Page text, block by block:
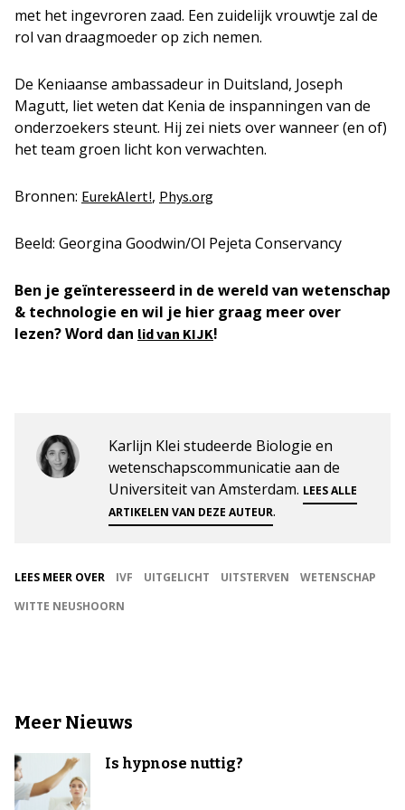
met het ingevroren zaad. Een zuidelijk vrouwtje zal de
rol van draagmoeder op zich nemen.
De Keniaanse ambassadeur in Duitsland, Joseph
Magutt, liet weten dat Kenia de inspanningen van de
onderzoekers steunt. Hij zei niets over wanneer (en of)
het team groen licht kon verwachten.
Bronnen: EurekAlert!, Phys.org
Beeld: Georgina Goodwin/Ol Pejeta Conservancy
Ben je geïnteresseerd in de wereld van wetenschap
& technologie en wil je hier graag meer over
lezen? Word dan lid van KIJK!
Karlijn Klei studeerde Biologie en
wetenschapscommunicatie aan de
Universiteit van Amsterdam. LEES ALLE
ARTIKELEN VAN DEZE AUTEUR.
LEES MEER OVER IVF UITGELICHT UITSTERVEN
WETENSCHAP
WITTE NEUSHOORN
Meer Nieuws
Is hypnose nuttig?